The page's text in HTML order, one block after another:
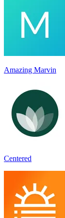
Amazing Marvin
Centered